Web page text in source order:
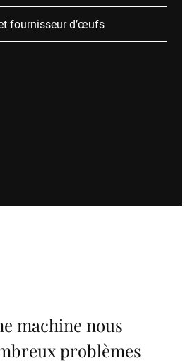
fournisseur d’œufs
machine nous
problèmes